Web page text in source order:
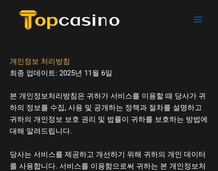
개인정보 처리방침
최종 업데이트: 2025년 11월 6일
본 개인정보처리방침은 귀하가 서비스를 이용할 때 당사가 귀
하의 정보를 수집, 사용 및 공개하는 정책과 절차를 설명하고
귀하의 개인정보 보호 권리 및 법률이 귀하를 보호하는 방법에
대해 알려드립니다.
당사는 서비스를 제공하고 개선하기 위해 귀하의 개인 데이터
를 사용합니다. 서비스를 이용함으로써 귀하는 본 개인정보처